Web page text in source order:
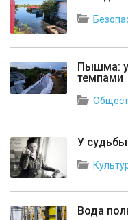
Пышма:
темпами
У
Вода